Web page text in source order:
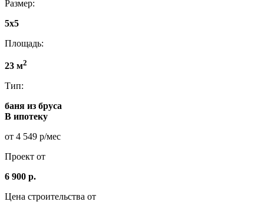
Размер:
5x5
Площадь:
23 м2
Тип:
баня из бруса
В ипотеку
от 4 549 р/мес
Проект от
6 900 р.
Цена строительства от